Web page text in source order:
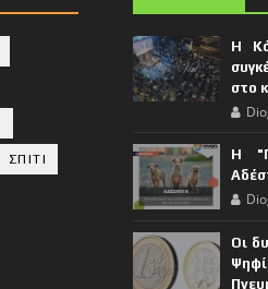
ΣΠΙΤΙ
Η
στο
Η
Οι